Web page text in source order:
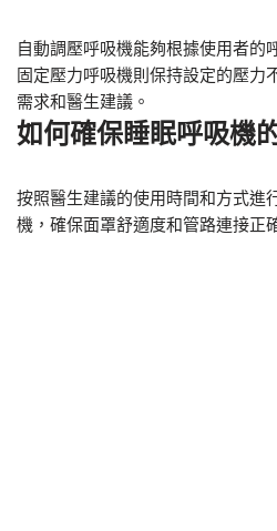
自動調壓呼吸機能夠根據使用者的
固定壓力呼吸機則保持設定的壓力
需求和醫生建議。
如何確保睡眠呼吸機
按照醫生建議的使用時間和方式進
機，確保面罩舒適度和管路連接正